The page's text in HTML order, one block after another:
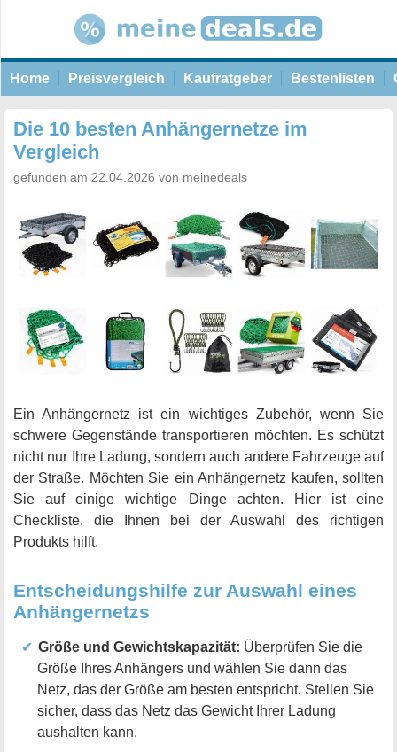
Home Preisvergleich Kaufratgeber Bestenlisten
Die 10 besten Anhängernetze im
Vergleich
gefunden am 22.04.2026 von meinedeals
Ein Anhängernetz ist ein wichtiges Zubehör, wenn Sie
schwere Gegenstände transportieren möchten. Es schützt
nicht nur Ihre Ladung, sondern auch andere Fahrzeuge auf
der Straße. Möchten Sie ein Anhängernetz kaufen, sollten
Sie auf einige wichtige Dinge achten. Hier ist eine
Checkliste, die Ihnen bei der Auswahl des richtigen
Produkts hilft.
Entscheidungshilfe zur Auswahl eines
Anhängernetzs
Größe und Gewichtskapazität: Überprüfen Sie die
Größe Ihres Anhängers und wählen Sie dann das
Netz, das der Größe am besten entspricht. Stellen Sie
sicher, dass das Netz das Gewicht Ihrer Ladung
aushalten kann.